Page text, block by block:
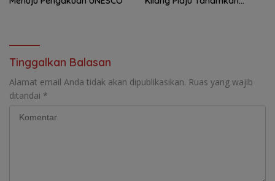
Tinggalkan Balasan
Alamat email Anda tidak akan dipublikasikan. Ruas yang wajib
ditandai *